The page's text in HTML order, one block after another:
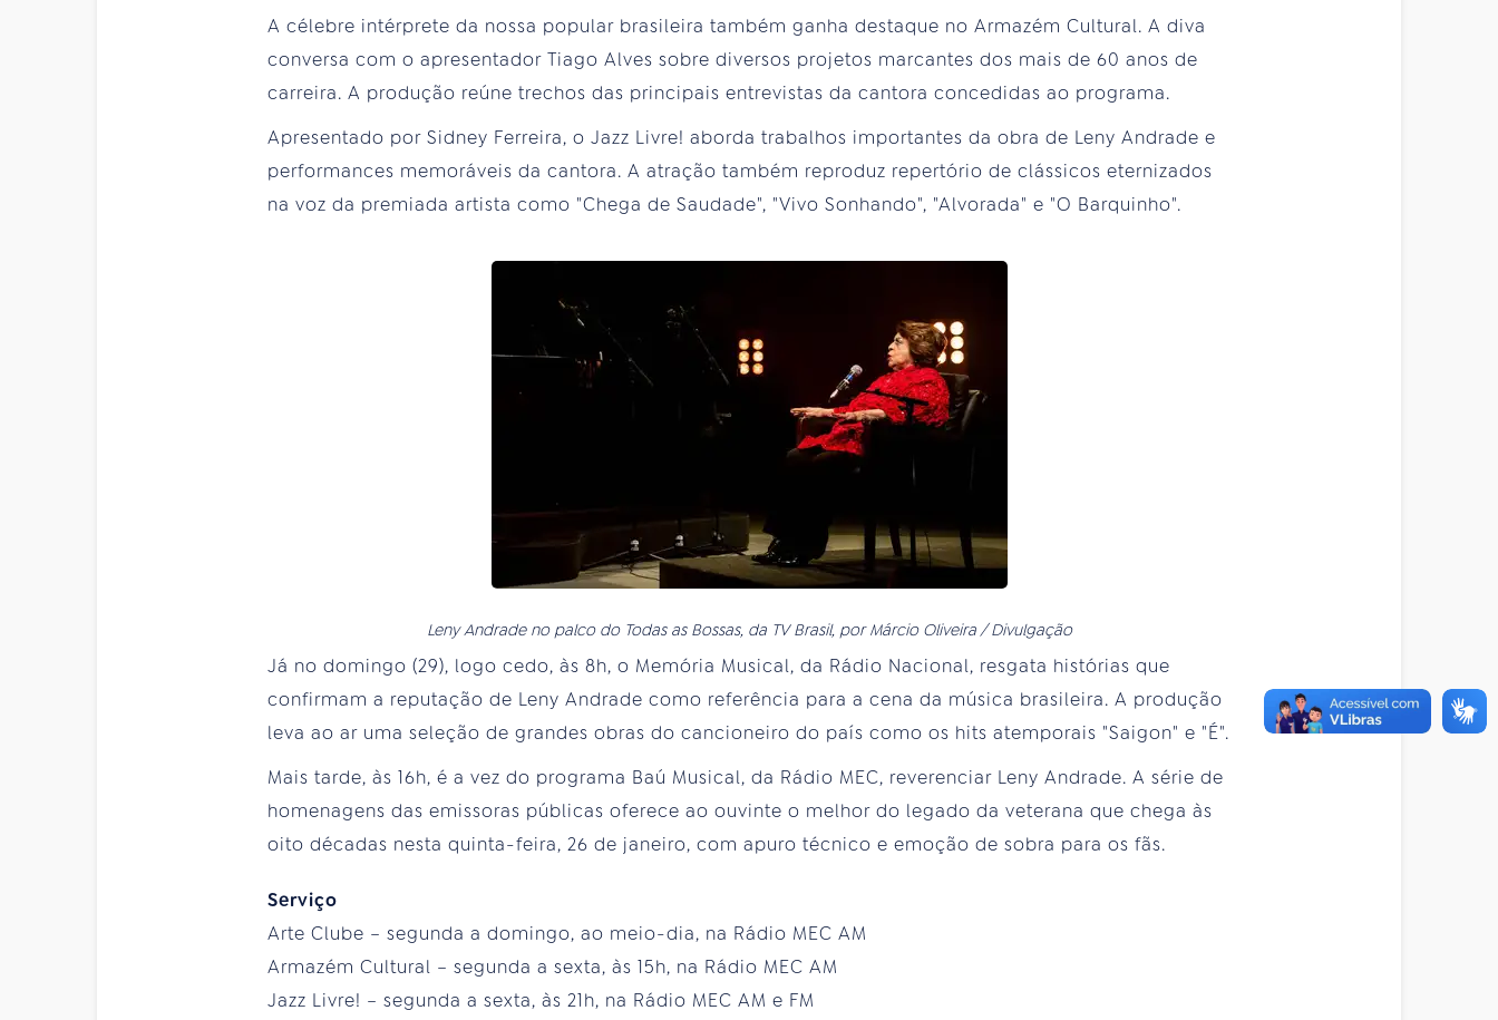
A célebre intérprete da nossa popular brasileira também ganha destaque no Armazém Cultural. A diva
conversa com o apresentador Tiago Alves sobre diversos projetos marcantes dos mais de 60 anos de
carreira. A produção reúne trechos das principais entrevistas da cantora concedidas ao programa.
Apresentado por Sidney Ferreira, o Jazz Livre! aborda trabalhos importantes da obra de Leny Andrade e
performances memoráveis da cantora. A atração também reproduz repertório de clássicos eternizados
na voz da premiada artista como "Chega de Saudade", "Vivo Sonhando", "Alvorada" e "O Barquinho".
Leny Andrade no palco do Todas as Bossas, da TV Brasil, por Márcio Oliveira / Divulgação
Já no domingo (29), logo cedo, às 8h, o Memória Musical, da Rádio Nacional, resgata histórias que
confirmam a reputação de Leny Andrade como referência para a cena da música brasileira. A produção
leva ao ar uma seleção de grandes obras do cancioneiro do país como os hits atemporais "Saigon" e "É".
Mais tarde, às 16h, é a vez do programa Baú Musical, da Rádio MEC, reverenciar Leny Andrade. A série de
homenagens das emissoras públicas oferece ao ouvinte o melhor do legado da veterana que chega às
oito décadas nesta quinta-feira, 26 de janeiro, com apuro técnico e emoção de sobra para os fãs.
Serviço
Arte Clube – segunda a domingo, ao meio-dia, na Rádio MEC AM
Armazém Cultural – segunda a sexta, às 15h, na Rádio MEC AM
Jazz Livre! – segunda a sexta, às 21h, na Rádio MEC AM e FM